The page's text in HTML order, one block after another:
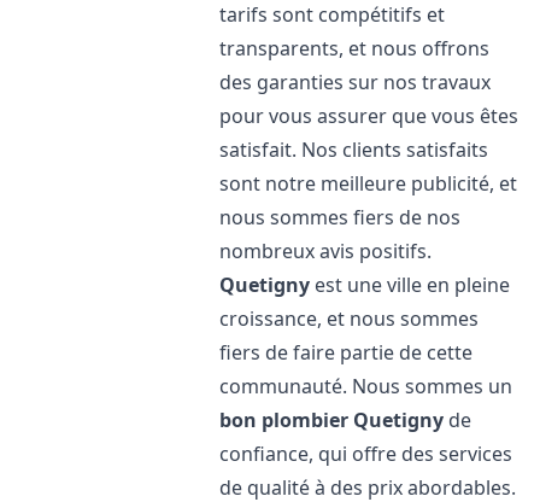
tarifs sont compétitifs et
transparents, et nous offrons
des garanties sur nos travaux
pour vous assurer que vous êtes
satisfait. Nos clients satisfaits
sont notre meilleure publicité, et
nous sommes fiers de nos
nombreux avis positifs.
Quetigny est une ville en pleine
croissance, et nous sommes
fiers de faire partie de cette
communauté. Nous sommes un
bon plombier Quetigny de
confiance, qui offre des services
de qualité à des prix abordables.